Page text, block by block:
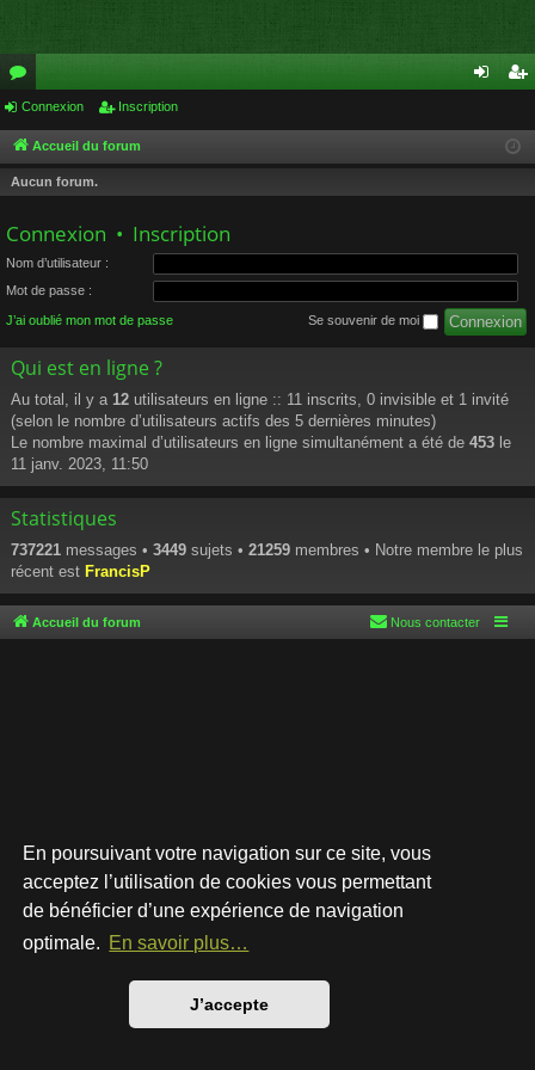
En poursuivant votre navigation sur ce site, vous
acceptez l’utilisation de cookies vous permettant
de bénéficier d’une expérience de navigation
optimale. En savoir plus…
J’accepte
or
u
m
cri
Connexion Inscription
Accueil du forum
Aucun forum.
Connexion • Inscription
Nom d’utilisateur :
Mot de passe :
J’ai oublié mon mot de passe Se souvenir de moi
Qui est en ligne ?
Au total, il y a 12 utilisateurs en ligne :: 11 inscrits, 0 invisible et 1 invité
(selon le nombre d’utilisateurs actifs des 5 dernières minutes)
Le nombre maximal d’utilisateurs en ligne simultanément a été de 453 le
11 janv. 2023, 11:50
Statistiques
737221 messages • 3449 sujets • 21259 membres • Notre membre le plus
récent est FrancisP
Accueil du forum Nous contacter
Développé parphpBB® Forum Software © phpBB Limited
Style par
Traduction française officielle